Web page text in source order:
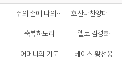
주의 손에 나의 손을 포개고 호산나찬양대 여성 솔리스트중창단
축복하노라 엘토 김경화
어머니의 기도 베이스 황선웅